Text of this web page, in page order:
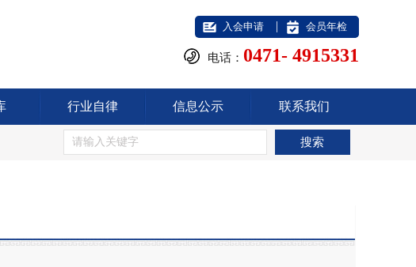
入会申请 | 会员年检
电话： 0471- 4915331
行业自律 信息公示 联系我们